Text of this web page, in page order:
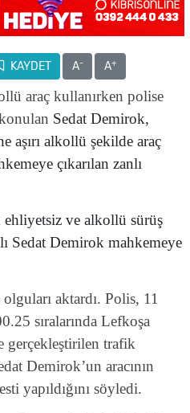
KAYDET A- A+
araç kullanırken polise
Sedat Demirok,
aşırı alkollü şekilde araç
çıkarılan zanlı
ehliyetsiz ve alkollü sürüş
Sedat Demirok mahkemeye
aktardı. Polis, 11
sıralarında Lefkoşa
gerçekleştirilen trafik
Demirok’un aracının
yapıldığını söyledi.